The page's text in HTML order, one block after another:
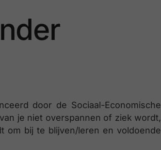
door de Sociaal-Economische
je niet overspannen of ziek wordt,
om bij te blijven/leren en voldoende